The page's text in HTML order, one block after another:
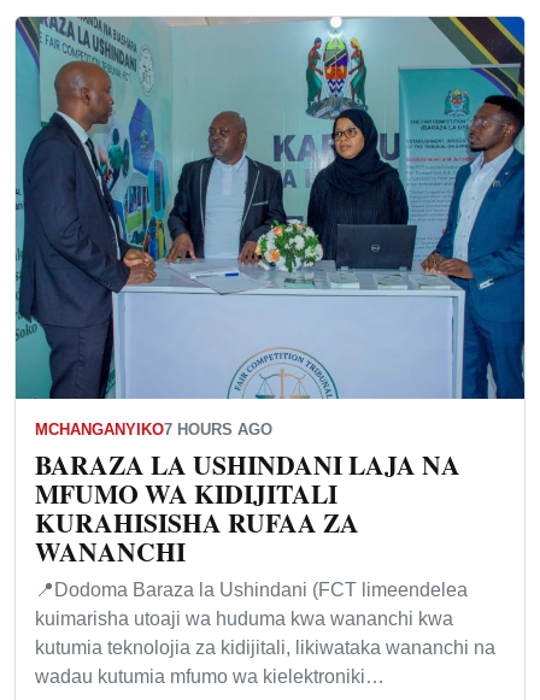
MCHANGANYIKO7 HOURS AGO
BARAZA LA USHINDANI LAJA NA
MFUMO WA KIDIJITALI
KURAHISISHA RUFAA ZA
WANANCHI
📍Dodoma Baraza la Ushindani (FCT limeendelea
kuimarisha utoaji wa huduma kwa wananchi kwa
kutumia teknolojia za kidijitali, likiwataka wananchi na
wadau kutumia mfumo wa kielektroniki…